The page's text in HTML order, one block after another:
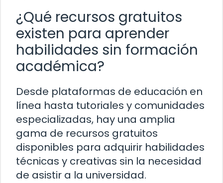
¿Qué recursos gratuitos
existen para aprender
habilidades sin formación
académica?
Desde plataformas de educación en
línea hasta tutoriales y comunidades
especializadas, hay una amplia
gama de recursos gratuitos
disponibles para adquirir habilidades
técnicas y creativas sin la necesidad
de asistir a la universidad.